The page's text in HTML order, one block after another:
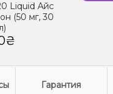
Liquid Айс
(50 мг, 30
Гарантия